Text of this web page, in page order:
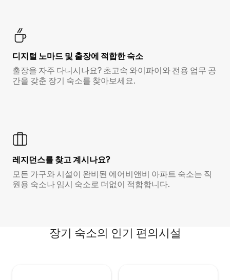
디지털 노마드 및 출장에 적합한 숙소
출장을 자주 다니시나요? 초고속 와이파이와 전용 업무 공
간을 갖춘 장기 숙소를 찾아보세요.
레지던스를 찾고 계시나요?
모든 가구와 시설이 완비된 에어비앤비 아파트 숙소는 직
원용 숙소나 임시 숙소로 더없이 적합합니다.
장기 숙소의 인기 편의시설